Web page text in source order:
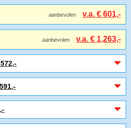
aanbevolen v.a. € 601,-
aanbevolen v.a. € 1,263,-